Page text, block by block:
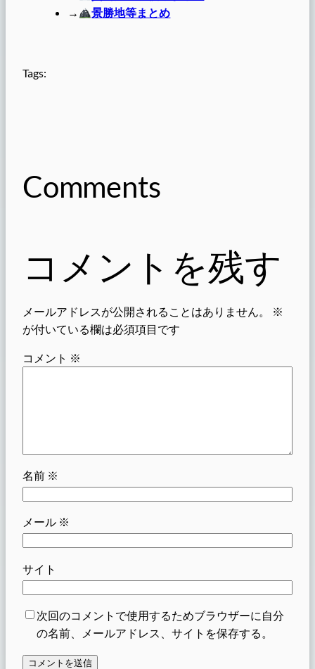
→
景勝地等まとめ
Tags:
Comments
コメントを残す
メールアドレスが公開されることはありません。
※
が付いている欄は必須項目です
コメント ※
名前 ※
メール ※
サイト
次回のコメントで使用するためブラウザーに自分
の名前、メールアドレス、サイトを保存する。